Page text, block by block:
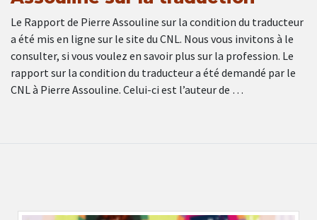
Le Rapport de Pierre Assouline sur la condition du traducteur
a été mis en ligne sur le site du CNL. Nous vous invitons à le
consulter, si vous voulez en savoir plus sur la profession. Le
rapport sur la condition du traducteur a été demandé par le
CNL à Pierre Assouline. Celui-ci est l’auteur de …